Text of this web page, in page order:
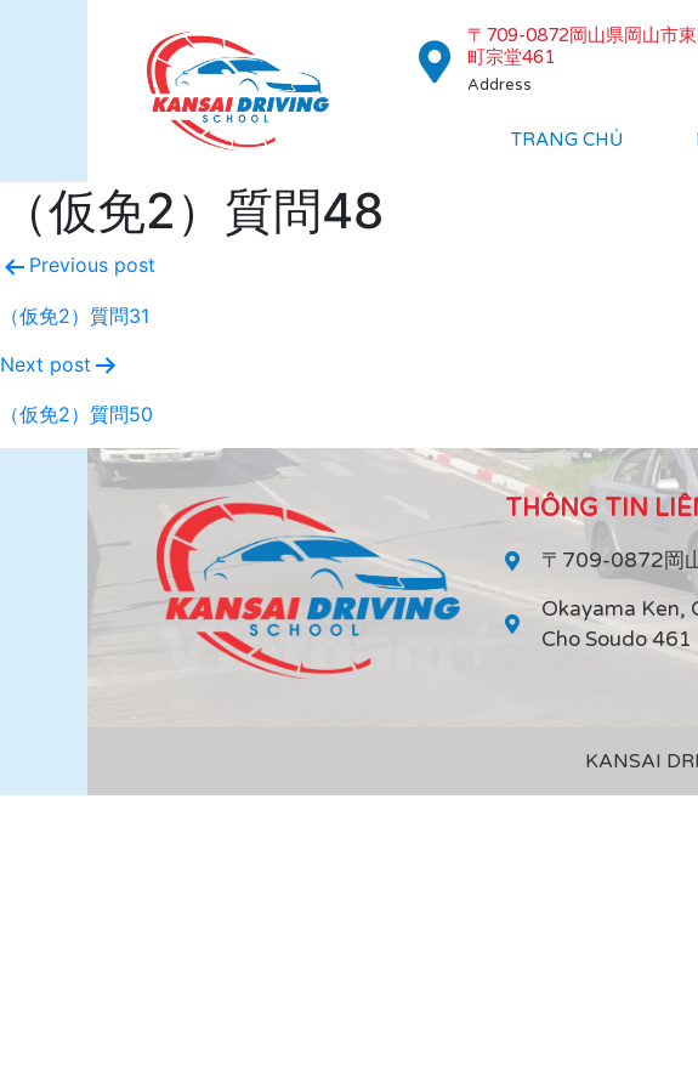
〒709-0872岡山県岡山市
町宗堂461
Address
TRANG CHỦ
（仮免2）質問48
Previous post
（仮免2）質問31
Next post
（仮免2）質問50
THÔNG TIN
〒709-0872岡
Okayama Ken,
Cho Soudo 461
KANSAI